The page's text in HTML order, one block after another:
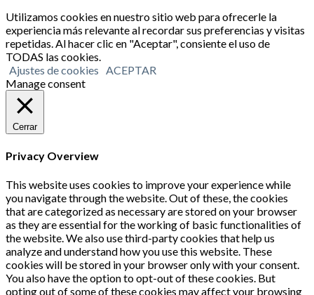
Utilizamos cookies en nuestro sitio web para ofrecerle la
experiencia más relevante al recordar sus preferencias y visitas
repetidas. Al hacer clic en "Aceptar", consiente el uso de
TODAS las cookies.
Ajustes de cookies ACEPTAR
Manage consent
Cerrar
Privacy Overview
This website uses cookies to improve your experience while
you navigate through the website. Out of these, the cookies
that are categorized as necessary are stored on your browser
as they are essential for the working of basic functionalities of
the website. We also use third-party cookies that help us
analyze and understand how you use this website. These
cookies will be stored in your browser only with your consent.
You also have the option to opt-out of these cookies. But
opting out of some of these cookies may affect your browsing